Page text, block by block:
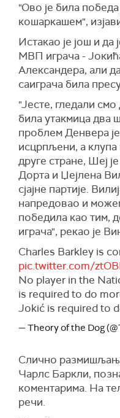
"Ово је била
кошаркашем",
Истакао је још и да
МВП играча -
Александера, али
саиграча била
"Јесте, гледали
била утакмица два
проблем Денвера
исцрпљени, а
друге стране, Шеј
Дорта и Џејлена
сјајне партије.
напредовао и
победила као тим,
играча", рекао је
Charles Barkley is
pic.twitter.com/
No player in the
is required to do
Jokić is required to
— Theory of the Dog
Слично
Чарлс Баркли,
коментарима. На
речи.